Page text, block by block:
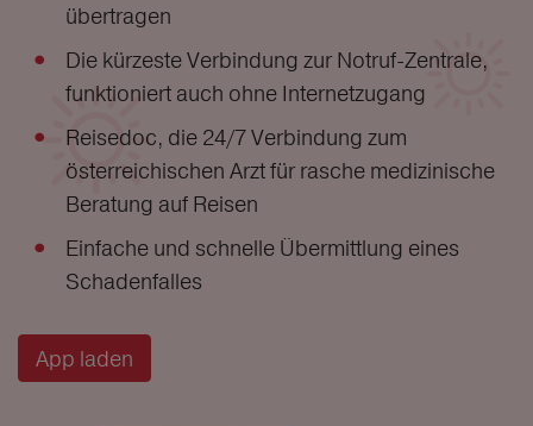
übertragen
Die kürzeste Verbindung zur Notruf-Zentrale,
funktioniert auch ohne Internetzugang
Reisedoc, die 24/7 Verbindung zum
österreichischen Arzt für rasche medizinische
Beratung auf Reisen
Einfache und schnelle Übermittlung eines
Schadenfalles
App laden